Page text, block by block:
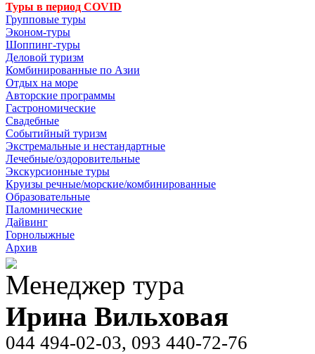
Туры в период COVID
Групповые туры
Эконом-туры
Шоппинг-туры
Деловой туризм
Комбинированные по Азии
Отдых на море
Авторские программы
Гастрономические
Свадебные
Событийный туризм
Экстремальные и нестандартные
Лечебные/оздоровительные
Экскурсионные туры
Круизы речные/морские/комбинированные
Образовательные
Паломнические
Дайвинг
Горнолыжные
Архив
Менеджер тура
Ирина Вильховая
044 494-02-03, 093 440-72-76